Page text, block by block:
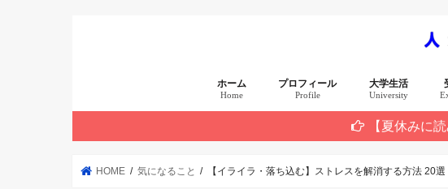
ホーム
Home
プロフィール
Profile
まず読んでほしい 厳選 10記事
大学生活
University
【夏休みに
HOME 気になること 【イライラ・落ち込む】ストレスを解消する方法 20選